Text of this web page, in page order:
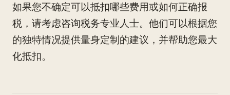
如果您不确定可以抵扣哪些费用或如何正确报
税，请考虑咨询税务专业人士。他们可以根据您
的独特情况提供量身定制的建议，并帮助您最大
化抵扣。